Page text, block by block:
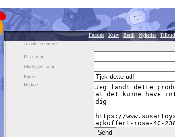
Forside| Kurv| Bestil| Nyheder| Tilbud
Anbefal til en ven
Din e-mail
Modtager e-mail
Emne
Besked